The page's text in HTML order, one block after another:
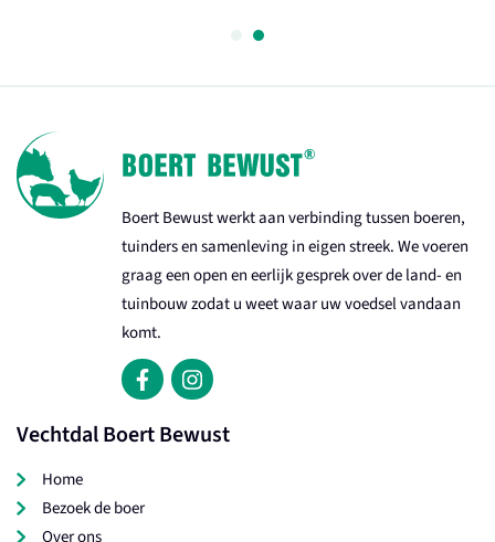
Boert Bewust werkt aan verbinding tussen boeren,
tuinders en samenleving in eigen streek. We voeren
graag een open en eerlijk gesprek over de land- en
tuinbouw zodat u weet waar uw voedsel vandaan
komt.
Vechtdal Boert Bewust
Home
Bezoek de boer